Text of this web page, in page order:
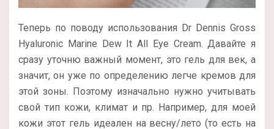
Теперь по поводу использования Dr Dennis Gross
Hyaluronic Marine Dew It All Eye Cream. Давайте я
сразу уточню важный момент, это гель для век, а
значит, он уже по определению легче кремов для
этой зоны. Поэтому изначально нужно учитывать
свой тип кожи, климат и пр. Например, для моей
кожи этот гель идеален на весну/лето (то есть на